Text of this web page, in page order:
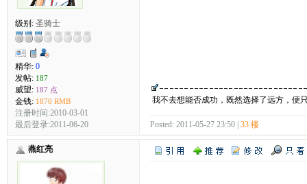
级别: 圣骑士
精华: 0
发帖: 187
威望: 187 点
金钱: 1870 RMB
注册时间:2010-03-01
最后登录:2011-06-20
我不去想能否成功，既然选择了远方，便
Posted: 2011-05-27 23:50 | 33 楼
燕红亮